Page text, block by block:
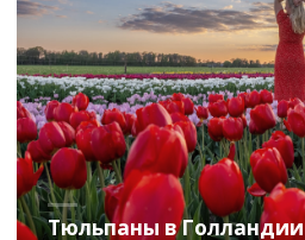
Тюльпаны в Голландии